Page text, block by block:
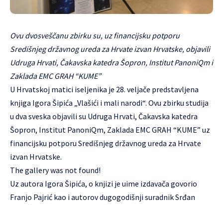
Ovu dvosveščanu zbirku su, uz financijsku potporu
Središnjeg državnog ureda za Hrvate izvan Hrvatske, objavili
Udruga Hrvati, Čakavska katedra Šopron, Institut PanoniQm i
Zaklada EMC GRAH “KUME”
U Hrvatskoj matici iseljenika je 28. veljače predstavljena
knjiga Igora Šipića „Vlašići i mali narodi“. Ovu zbirku studija
u dva sveska objavili su Udruga Hrvati, Čakavska katedra
Šopron, Institut PanoniQm, Zaklada EMC GRAH “KUME” uz
financijsku potporu Središnjeg državnog ureda za Hrvate
izvan Hrvatske.
The gallery was not found!
Uz autora Igora Šipića, o knjizi je uime izdavača govorio
Franjo Pajrić kao i autorov dugogodišnji suradnik Srđan